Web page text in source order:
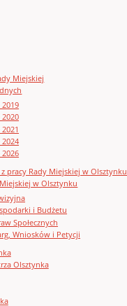
Miejskiej
pracy Rady Miejskiej w Olsztynku
w Olsztynku
i Budżetu
Społecznych
Wniosków i Petycji
Olsztynka